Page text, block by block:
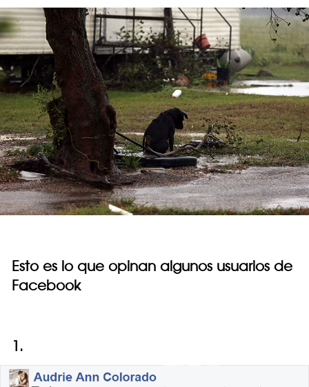
Esto es lo que opinan algunos usuarios de
Facebook
1.